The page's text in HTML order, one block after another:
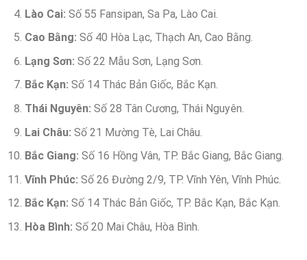
Lào Cai: Số 55 Fansipan, Sa Pa, Lào Cai.
Cao Bằng: Số 40 Hòa Lạc, Thạch An, Cao Bằng.
Lạng Sơn: Số 22 Mẫu Sơn, Lạng Sơn.
Bắc Kạn: Số 14 Thác Bản Giốc, Bắc Kạn.
Thái Nguyên: Số 28 Tân Cương, Thái Nguyên.
Lai Châu: Số 21 Mường Tè, Lai Châu.
Bắc Giang: Số 16 Hồng Vân, TP. Bắc Giang, Bắc Giang.
Vĩnh Phúc: Số 26 Đường 2/9, TP. Vĩnh Yên, Vĩnh Phúc.
Bắc Kạn: Số 14 Thác Bản Giốc, TP. Bắc Kạn, Bắc Kạn.
Hòa Bình: Số 20 Mai Châu, Hòa Bình.